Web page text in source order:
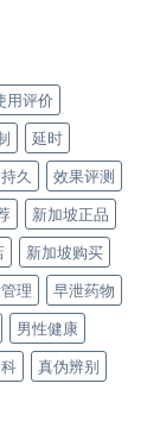
用评价
延时
持久
效果评测
新加坡正品
新加坡购买
理
早泄药物
男性健康
真伪辨别